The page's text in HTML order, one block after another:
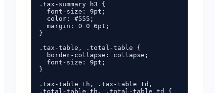
.tax-summary h3 {
  font-size: 9pt;
  color: #555;
  margin: 0 0 6pt;
}
.tax-table, .total-table {
  border-collapse: collapse;
  font-size: 9pt;
}
.tax-table th, .tax-table td,
.total-table th, .total-table td {